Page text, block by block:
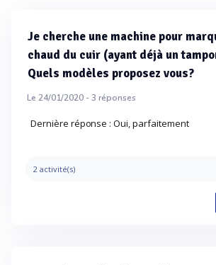
Je cherche une machine pour
chaud du cuir (ayant déjà un
Quels modèles proposez vous?
Le 24/01/2020 -3 réponses
Dernière réponse : Oui, parfaitement
2 activité(s)